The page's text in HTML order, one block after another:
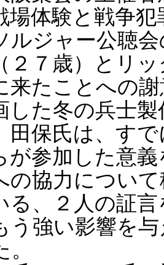
場体験と戦争
ルジャー公聴
２７歳）とリ
来たことへの
した冬の兵士
田保氏は、す
が参加した意
の協力につい
る、２人の証
う強い影響を